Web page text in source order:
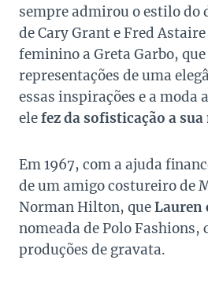
sempre admirou o estilo do
de Cary Grant e Fred
feminino a Greta Garbo, que
representações de uma
essas inspirações e a moda
elefez da sofisticação a sua
Em 1967, com a ajuda
de um amigo costureiro de
Norman Hilton, queLauren
nomeada de Polo Fashions,
produções de gravata.